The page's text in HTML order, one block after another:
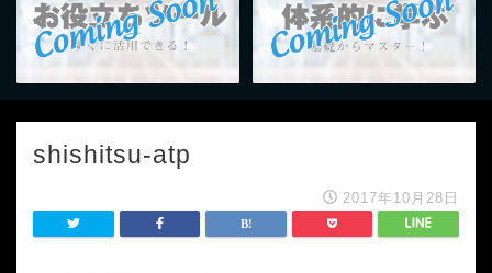
shishitsu-atp
2017年10月28日